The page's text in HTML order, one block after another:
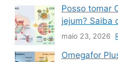
Posso tomar
jejum? Saiba
maio 23, 2026
Omegafor